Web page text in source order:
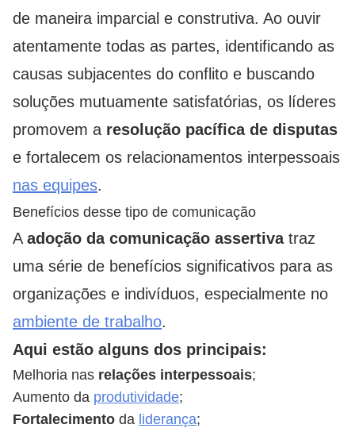
de maneira imparcial e construtiva. Ao ouvir
atentamente todas as partes, identificando as
causas subjacentes do conflito e buscando
soluções mutuamente satisfatórias, os líderes
promovem a resolução pacífica de disputas
e fortalecem os relacionamentos interpessoais
nas equipes.
Benefícios desse tipo de comunicação
A adoção da comunicação assertivatraz
uma série de benefícios significativos para as
organizações e indivíduos, especialmente no
ambiente de trabalho.
Aqui estão alguns dos principais:
Melhoria nas relações interpessoais;
Aumento da produtividade;
Fortalecimento da liderança;